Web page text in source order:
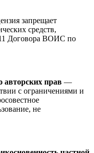
запрещает
средств,
11 Договора ВОИС по
прав —
с ограничениями и
не